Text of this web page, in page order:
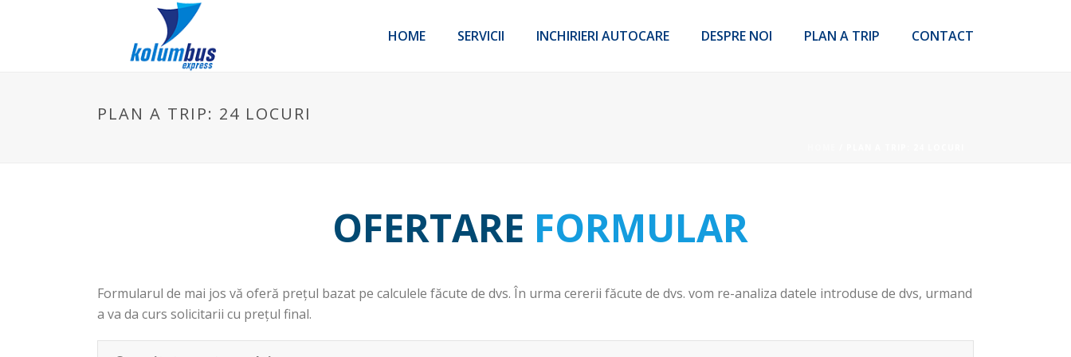
HOME SERVICII INCHIRIERI AUTOCARE DESPRE NOI PLAN A TRIP CONTACT
PLAN A TRIP: 24 LOCURI
OFERTARE FORMULAR
Formularul de mai jos vă oferă preţul bazat pe calculele făcute de dvs. În urma cererii făcute de dvs. vom re-analiza datele introduse de dvs, urmand
a va da curs solicitarii cu preţul final.